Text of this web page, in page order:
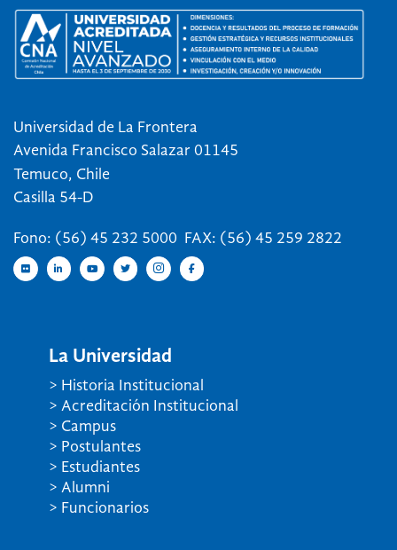
Universidad de La Frontera
Avenida Francisco Salazar 01145
Temuco, Chile
Casilla 54-D
Fono: (56) 45 232 5000 FAX: (56) 45 259 2822
La Universidad
> Historia Institucional
> Acreditación Institucional
> Campus
> Postulantes
> Estudiantes
> Alumni
> Funcionarios